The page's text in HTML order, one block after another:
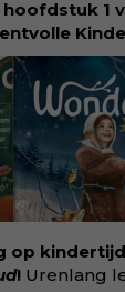
baas-in-
1
Eva
ervaring.
Eva
Ze
op
Download
op
! Urenlang